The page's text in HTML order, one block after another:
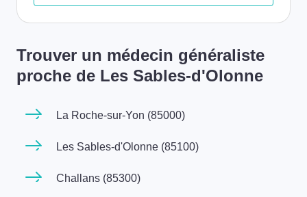
Trouver un médecin généraliste
proche de Les Sables-d'Olonne
La Roche-sur-Yon (85000)
Les Sables-d'Olonne (85100)
Challans (85300)